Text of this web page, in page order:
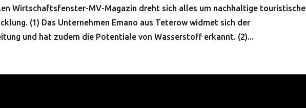
Wirtschaftsfenster-MV-Magazin dreht sich alles um nachhaltige touristische
(1) Das Unternehmen Emano aus Teterow widmet sich der
und hat zudem die Potentiale von Wasserstoff erkannt. (2)...